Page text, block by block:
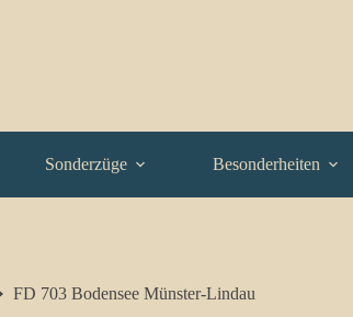
Sonderzüge Besonderheiten
FD 703 Bodensee Münster-Lindau